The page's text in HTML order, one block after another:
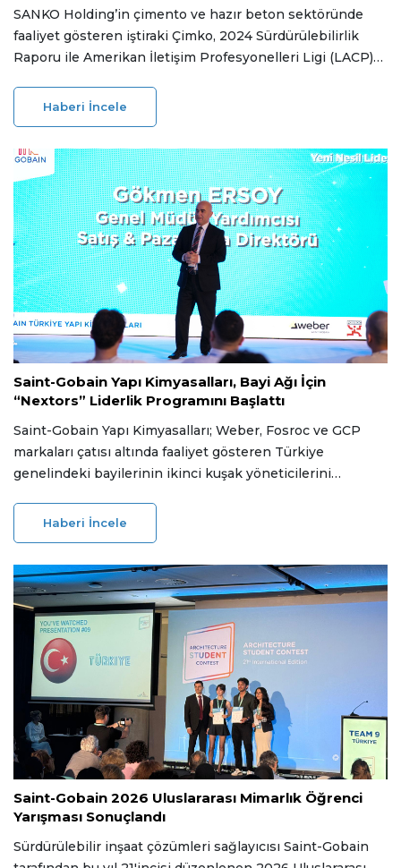
SANKO Holding’in çimento ve hazır beton sektöründe
faaliyet gösteren iştiraki Çimko, 2024 Sürdürülebilirlik
Raporu ile Amerikan İletişim Profesyonelleri Ligi (LACP)
Kurumsal Yayıncılık Kategorisinde en yüksek derece olan
Platinum Ödül'e layık görüldü. Rapor, 100 üzerinden 99
sıralamasında 14. sırada yer aldı.
Haberi İncele
06 Temmuz 2026
Saint-Gobain Yapı Kimyasalları, Bayi Ağı İçin
“Nextors” Liderlik Programını Başlattı
Saint-Gobain Yapı Kimyasalları; Weber, Fosroc ve GCP
markaları çatısı altında faaliyet gösteren Türkiye
genelindeki bayilerinin ikinci kuşak yöneticilerini
şirketlerinin yönetim devir süreçlerini kurumsal akademi
mantığıyla desteklemeyi amaçlayan programın lansmanı
yapıldı.
Haberi İncele
03 Temmuz 2026
Saint-Gobain 2026 Uluslararası Mimarlık Öğrenci
Yarışması Sonuçlandı
Sürdürülebilir inşaat çözümleri sağlayıcısı Saint-Gobain